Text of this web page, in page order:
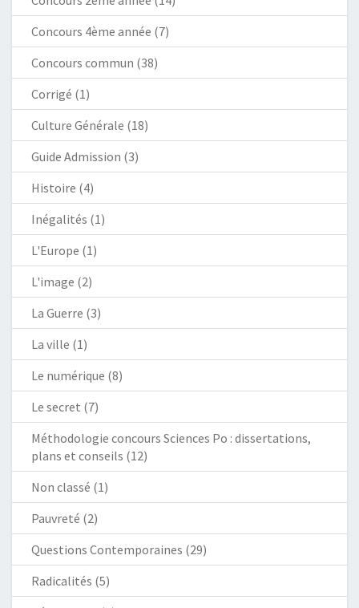
Concours 4ème année (7)
Concours commun (38)
Corrigé (1)
Culture Générale (18)
Guide Admission (3)
Histoire (4)
Inégalités (1)
L'Europe (1)
L'image (2)
La Guerre (3)
La ville (1)
Le numérique (8)
Le secret (7)
Méthodologie concours Sciences Po : dissertations,
plans et conseils (12)
Non classé (1)
Pauvreté (2)
Questions Contemporaines (29)
Radicalités (5)